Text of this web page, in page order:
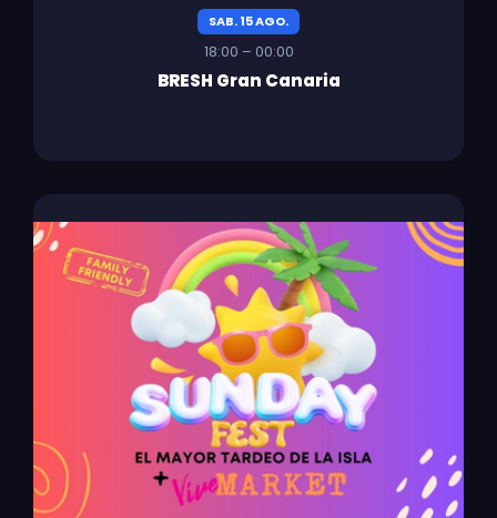
SAB. 15 AGO.
18:00 – 00:00
BRESH Gran Canaria